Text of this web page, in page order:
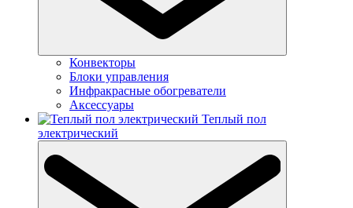
Конвекторы
Блоки управления
Инфракрасные обогреватели
Аксессуары
Теплый пол
электрический